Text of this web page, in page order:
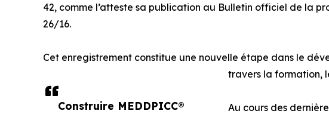
Construire MEDDPICC®
42, comme l’atteste sa publication au Bulletin officiel de la
26/16.
Cet enregistrement constitue une nouvelle étape dans le
travers la formation,
Au cours des